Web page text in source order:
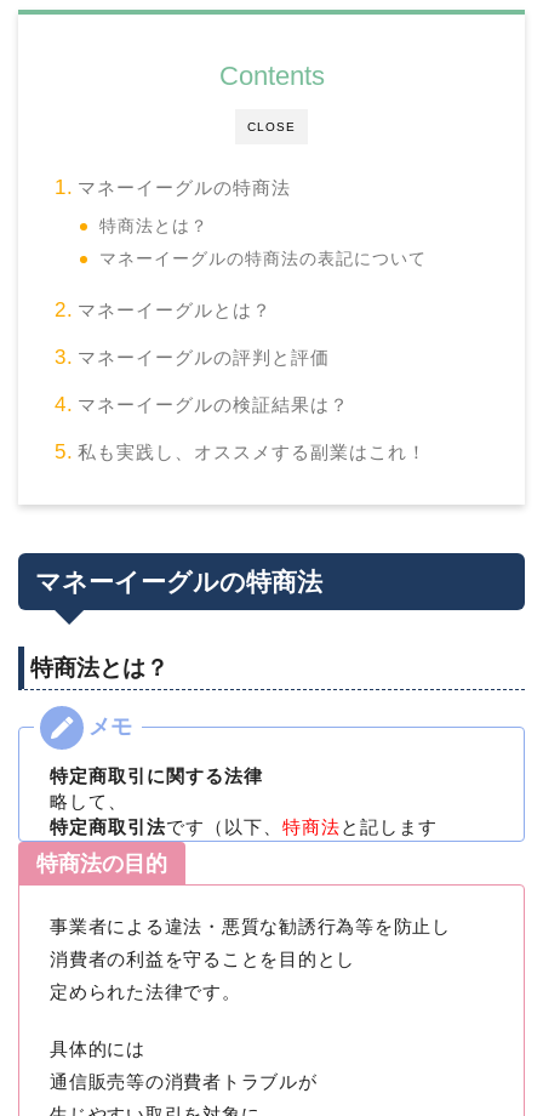
CLOSE
Contents
マネーイーグルの特商法
特商法とは？
マネーイーグルの特商法の表記について
マネーイーグルとは？
マネーイーグルの評判と評価
マネーイーグルの検証結果は？
私も実践し、オススメする副業はこれ！
マネーイーグルの特商法
特商法とは？
特定商取引に関する法律
略して、
特定商取引法です（以下、 特商法と記します
特商法の目的
事業者による違法・悪質な勧誘行為等を防止し
消費者の利益を守ることを目的とし
定められた法律です。
具体的には
通信販売等の消費者トラブルが